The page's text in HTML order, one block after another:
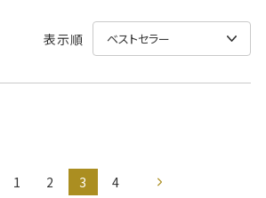
表示順
1 2 3 4 次